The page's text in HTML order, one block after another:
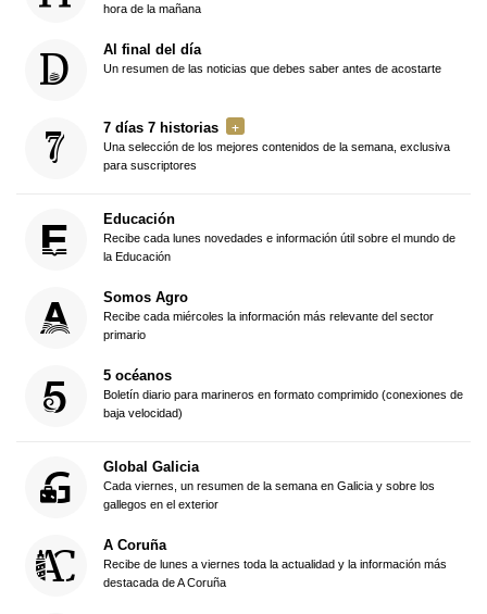
hora de la mañana
Al final del día
Un resumen de las noticias que debes saber antes de acostarte
7 días 7 historias
Una selección de los mejores contenidos de la semana, exclusiva
para suscriptores
Educación
Recibe cada lunes novedades e información útil sobre el mundo de
la Educación
Somos Agro
Recibe cada miércoles la información más relevante del sector
primario
5 océanos
Boletín diario para marineros en formato comprimido (conexiones de
baja velocidad)
Global Galicia
Cada viernes, un resumen de la semana en Galicia y sobre los
gallegos en el exterior
A Coruña
Recibe de lunes a viernes toda la actualidad y la información más
destacada de A Coruña